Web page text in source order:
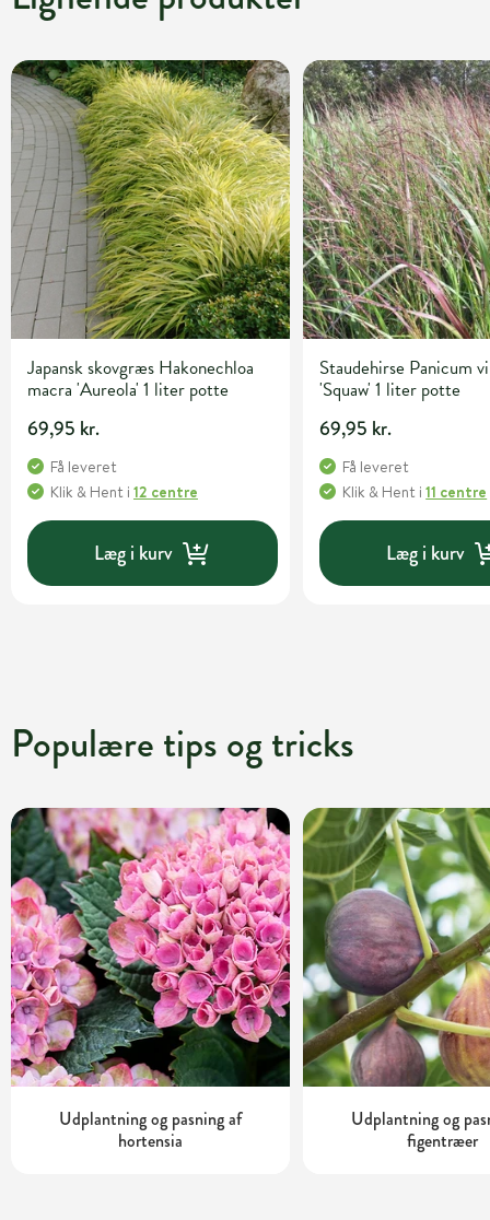
Japansk skovgræs Hakonechloa
macra 'Aureola' 1 liter potte
69,95 kr.
Få leveret
Klik & Hent i 12 centre
Læg i kurv
Staudehirse Panicum
'Squaw' 1 liter potte
69,95 kr.
Få leveret
Klik & Hent i11 centre
Læg i kurv
Populære tips og tricks
Udplantning og pasning af
hortensia
Udplantning og
figentræer